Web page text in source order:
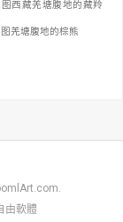
图西藏羌塘腹地的藏羚
羌塘腹地的棕熊
由軟體